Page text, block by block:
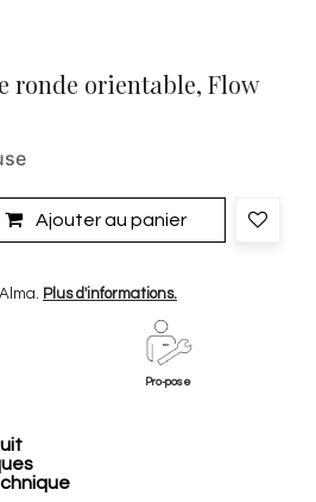
ronde orientable, Flow
Ajouter au panier
Plus d'informations.
Pro-pose